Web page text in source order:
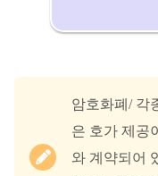
암호화폐/ 각
은 호가 제공
와 계약되어